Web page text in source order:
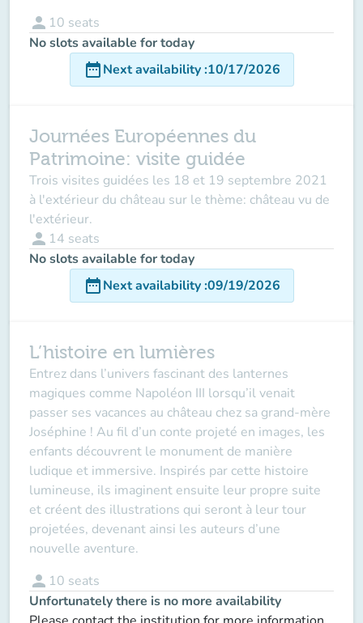
person 10 seats
No slots available for today
date_rangeNext availability:10/17/2026
Journées Européennes du
Patrimoine: visite guidée
Trois visites guidées les 18 et 19 septembre 2021
à l'extérieur du château sur le thème: château vu de
l'extérieur.
person 14 seats
No slots available for today
date_rangeNext availability:09/19/2026
L’histoire en lumières
Entrez dans l’univers fascinant des lanternes
magiques comme Napoléon III lorsqu’il venait
passer ses vacances au château chez sa grand-mère
Joséphine ! Au fil d’un conte projeté en images, les
enfants découvrent le monument de manière
ludique et immersive. Inspirés par cette histoire
lumineuse, ils imaginent ensuite leur propre suite
et créent des illustrations qui seront à leur tour
projetées, devenant ainsi les auteurs d’une
nouvelle aventure.
person 10 seats
Unfortunately there is no more availability